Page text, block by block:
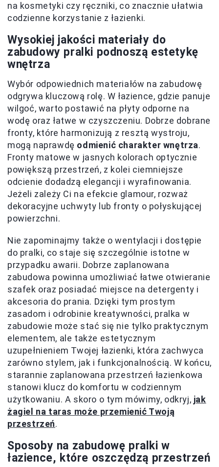
na kosmetyki czy ręczniki, co znacznie ułatwia
codzienne korzystanie z łazienki.
Wysokiej jakości materiały do
zabudowy pralki podnoszą estetykę
wnętrza
Wybór odpowiednich materiałów na zabudowę
odgrywa kluczową rolę. W łazience, gdzie panuje
wilgoć, warto postawić na płyty odporne na
wodę oraz łatwe w czyszczeniu. Dobrze dobrane
fronty, które harmonizują z resztą wystroju,
mogą naprawdę odmienić charakter wnętrza.
Fronty matowe w jasnych kolorach optycznie
powiększą przestrzeń, z kolei ciemniejsze
odcienie dodadzą elegancji i wyrafinowania.
Jeżeli zależy Ci na efekcie glamour, rozważ
dekoracyjne uchwyty lub fronty o połyskującej
powierzchni.
Nie zapominajmy także o wentylacji i dostępie
do pralki, co staje się szczególnie istotne w
przypadku awarii. Dobrze zaplanowana
zabudowa powinna umożliwiać łatwe otwieranie
szafek oraz posiadać miejsce na detergenty i
akcesoria do prania. Dzięki tym prostym
zasadom i odrobinie kreatywności, pralka w
zabudowie może stać się nie tylko praktycznym
elementem, ale także estetycznym
uzupełnieniem Twojej łazienki, która zachwyca
zarówno stylem, jak i funkcjonalnością. W końcu,
starannie zaplanowana przestrzeń łazienkowa
stanowi klucz do komfortu w codziennym
użytkowaniu. A skoro o tym mówimy, odkryj, jak
żagiel na taras może przemienić Twoją
przestrzeń.
Sposoby na zabudowę pralki w
łazience, które oszczędzą przestrzeń